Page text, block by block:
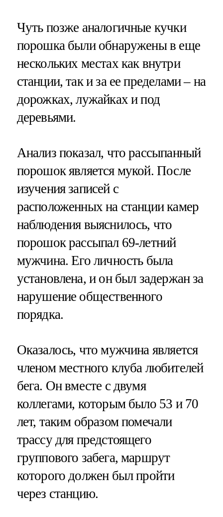
Чуть позже аналогичные кучки
порошка были обнаружены в еще
нескольких местах как внутри
станции, так и за ее пределами – на
дорожках, лужайках и под
деревьями.
Анализ показал, что рассыпанный
порошок является мукой. После
изучения записей с
расположенных на станции камер
наблюдения выяснилось, что
порошок рассыпал 69-летний
мужчина. Его личность была
установлена, и он был задержан за
нарушение общественного
порядка.
Оказалось, что мужчина является
членом местного клуба любителей
бега. Он вместе с двумя
коллегами, которым было 53 и 70
лет, таким образом помечали
трассу для предстоящего
группового забега, маршрут
которого должен был пройти
через станцию.